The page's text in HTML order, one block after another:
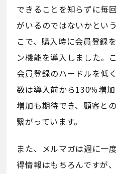
できることを知らずに毎
がいるのではないかとい
こで、購入時に会員登録
ン機能を導入しました。
会員登録のハードルを低
数は導入前から130％増
増加も期待でき、顧客と
繋がっています。
また、メルマガは週に一
得情報はもちろんですが